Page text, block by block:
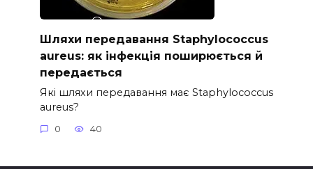
Шляхи передавання Staphylococcus
aureus: як інфекція поширюється й
передається
Які шляхи передавання має Staphylococcus
aureus?
0 40